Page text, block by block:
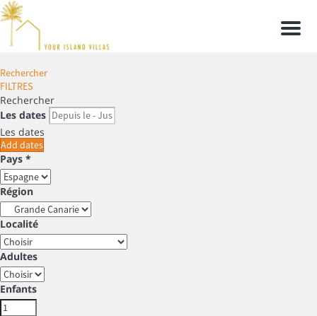
Menu
Rechercher
FILTRES
Rechercher
Les dates
Les dates
Add dates
Pays *
Région
Localité
Adultes
Enfants